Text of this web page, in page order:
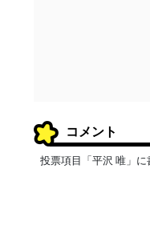
コメント
投票項目「平沢 唯」に